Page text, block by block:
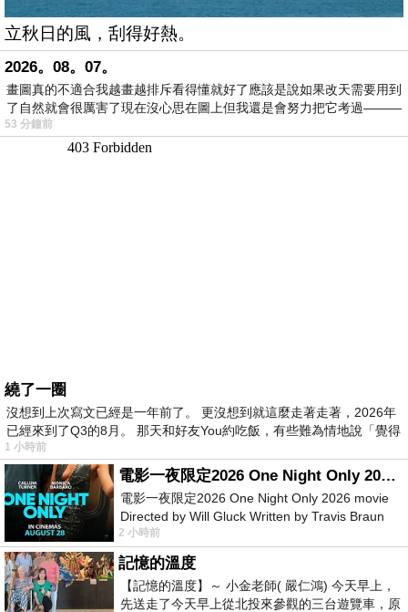
立秋日的風，刮得好熱。
2026。08。07。
畫圖真的不適合我越畫越排斥看得懂就好了應該是說如果改天需要用到
了自然就會很厲害了現在沒心思在圖上但我還是會努力把它考過———
53 分鐘前
繞了一圈
沒想到上次寫文已經是一年前了。 更沒想到就這麼走著走著，2026年
已經來到了Q3的8月。 那天和好友You約吃飯，有些難為情地說「覺得
1 小時前
電影一夜限定2026 One Night Only 2026 movie
電影一夜限定2026 One Night Only 2026 movie
Directed by Will Gluck Written by Travis Braun
Starring Monica Barbaro
2 小時前
記憶的溫度
【記憶的溫度】～ 小金老師( 嚴仁鴻) 今天早上，
先送走了今天早上從北投來參觀的三台遊覽車，原